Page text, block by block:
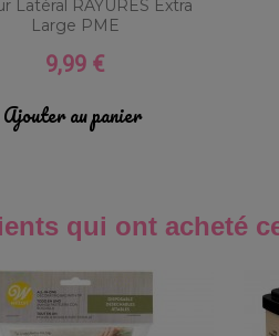
Latéral RAYURES Extra
Large PME
Prix
9,99 €
Ajouter au panier
qui ont acheté